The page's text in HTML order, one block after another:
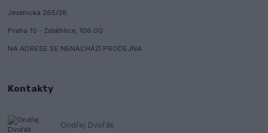
Jesenická 265/38
Praha 10 - Záběhlice, 106 00
NA ADRESE SE NENACHÁZÍ PRODEJNA
Kontakty
Ondřej Dvořák